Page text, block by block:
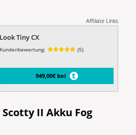
Affiliate Links
Look Tiny CX
Kundenbewertung: (5)
949,00€ bei
II Akku Fog